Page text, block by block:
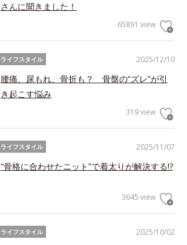
さんに聞きました！
65891 view
2025/12/10
ライフスタイル
腰痛、尿もれ、骨折も？ 骨盤の“ズレ”が引
き起こす悩み
319 view
2025/11/07
ライフスタイル
“骨格に合わせたニット”で着太りが解決する!?
3645 view
2025/10/02
ライフスタイル